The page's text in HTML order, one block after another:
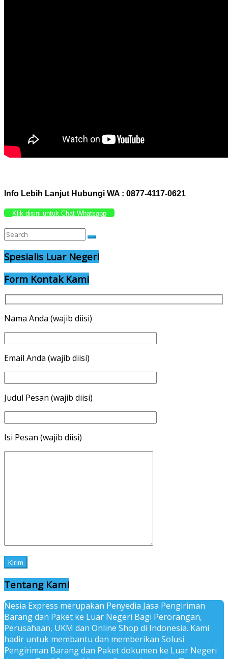
Info Lebih Lanjut Hubungi WA : 0877-4117-0621
Klik disini untuk Chat Whatsapp
Spesialis Luar Negeri
Form Kontak Kami
Nama Anda (wajib diisi)
Email Anda (wajib diisi)
Judul Pesan (wajib diisi)
Isi Pesan (wajib diisi)
Tentang Kami
Nesia Express merupakan Penyedia Jasa Pengiriman
Barang dan Paket ke Luar Negeri Bagi Perorangan,
Perusahaan, UKM dan Online Shop di Indonesia. Kami
hadir untuk membantu dan memberikan Solusi
Pengiriman Barang dan Paket dokumen ke Luar Negeri